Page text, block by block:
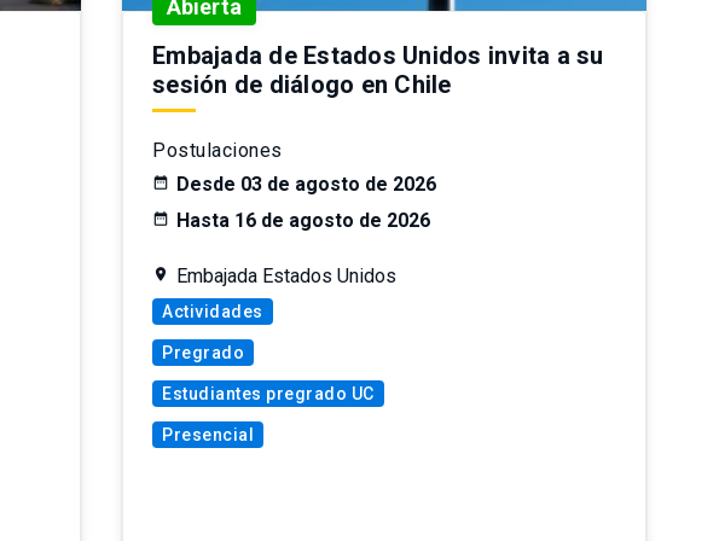
Abierta
Embajada de Estados Unidos invita a su
sesión de diálogo en Chile
Postulaciones
Desde 03 de agosto de 2026
Hasta 16 de agosto de 2026
Embajada Estados Unidos
Actividades
Pregrado
Estudiantes pregrado UC
Presencial